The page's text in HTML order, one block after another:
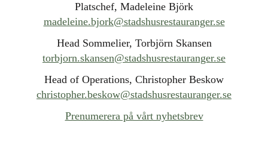
Platschef, Madeleine Björk
madeleine.bjork@stadshusrestauranger.se
Head Sommelier, Torbjörn Skansen
torbjorn.skansen@stadshusrestauranger.se
Head of Operations, Christopher Beskow
christopher.beskow@stadshusrestauranger.se
Prenumerera på vårt nyhetsbrev